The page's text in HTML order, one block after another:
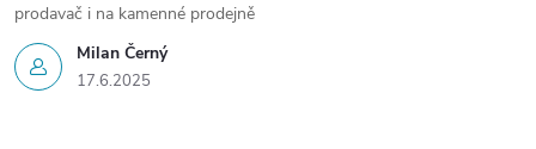
Milan Černý
17.6.2025
prodavač i na kamenné prodejně